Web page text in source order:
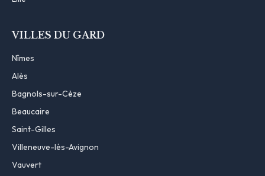
VILLES DU GARD
Nîmes
Alès
Bagnols-sur-Cèze
Beaucaire
Saint-Gilles
Villeneuve-lès-Avignon
Vauvert